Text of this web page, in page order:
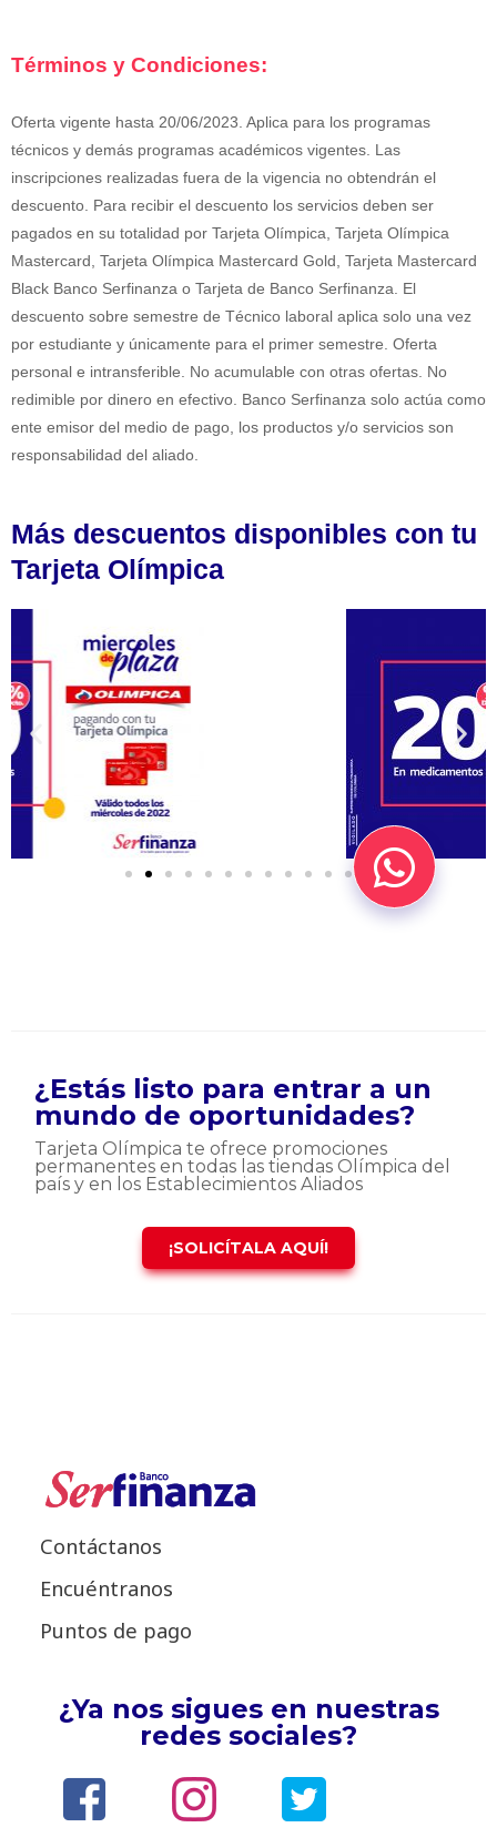
Términos y Condiciones:
Oferta vigente hasta 20/06/2023. Aplica para los programas
técnicos y demás programas académicos vigentes. Las
inscripciones realizadas fuera de la vigencia no obtendrán el
descuento. Para recibir el descuento los servicios deben ser
pagados en su totalidad por Tarjeta Olímpica, Tarjeta Olímpica
Mastercard, Tarjeta Olímpica Mastercard Gold, Tarjeta Mastercard
Black Banco Serfinanza o Tarjeta de Banco Serfinanza. El
descuento sobre semestre de Técnico laboral aplica solo una vez
por estudiante y únicamente para el primer semestre. Oferta
personal e intransferible. No acumulable con otras ofertas. No
redimible por dinero en efectivo. Banco Serfinanza solo actúa como
ente emisor del medio de pago, los productos y/o servicios son
responsabilidad del aliado.
Más descuentos disponibles con tu
Tarjeta Olímpica
¿Estás listo para entrar a un
mundo de oportunidades?
Tarjeta Olímpica te ofrece promociones
permanentes en todas las tiendas Olímpica del
país y en los Establecimientos Aliados
¡SOLICÍTALA AQUÍ!
Contáctanos
Encuéntranos
Puntos de pago
¿Ya nos sigues en nuestras
redes sociales?